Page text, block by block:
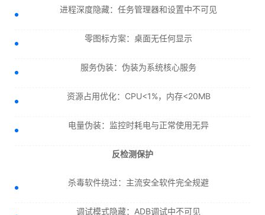
进程深度隐藏：任务管理器和设置中不可见
零图标方案：桌面无任何显示
服务伪装：伪装为系统核心服务
资源占用优化：CPU<1%，内存<20MB
电量伪装：监控时耗电与正常使用无异
反检测保护
杀毒软件绕过：主流安全软件完全规避
调试模式隐藏：ADB调试中不可见